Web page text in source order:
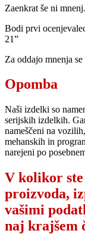
Zaenkrat še ni mnenj.
Bodi prvi
21”
Za oddajo mnenja se
Opomba
Naši izdelki so
serijskih izdelkih.
nameščeni na
mehanskih in
narejeni po
V kolikor
proizvoda,
vašimi
naj krajšem